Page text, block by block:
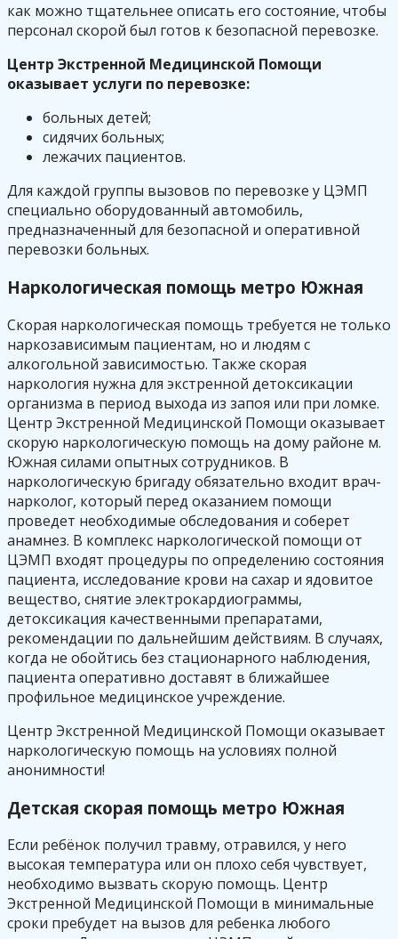
как можно тщательнее описать его состояние, чтобы
персонал скорой был готов к безопасной перевозке.
Центр Экстренной Медицинской Помощи
оказывает услуги по перевозке:
больных детей;
сидячих больных;
лежачих пациентов.
Для каждой группы вызовов по перевозке у ЦЭМП
специально оборудованный автомобиль,
предназначенный для безопасной и оперативной
перевозки больных.
Наркологическая помощь метро Южная
Скорая наркологическая помощь требуется не только
наркозависимым пациентам, но и людям с
алкогольной зависимостью. Также скорая
наркология нужна для экстренной детоксикации
организма в период выхода из запоя или при ломке.
Центр Экстренной Медицинской Помощи оказывает
скорую наркологическую помощь на дому районе м.
Южная силами опытных сотрудников. В
наркологическую бригаду обязательно входит врач-
нарколог, который перед оказанием помощи
проведет необходимые обследования и соберет
анамнез. В комплекс наркологической помощи от
ЦЭМП входят процедуры по определению состояния
пациента, исследование крови на сахар и ядовитое
вещество, снятие электрокардиограммы,
детоксикация качественными препаратами,
рекомендации по дальнейшим действиям. В случаях,
когда не обойтись без стационарного наблюдения,
пациента оперативно доставят в ближайшее
профильное медицинское учреждение.
Центр Экстренной Медицинской Помощи оказывает
наркологическую помощь на условиях полной
анонимности!
Детская скорая помощь метро Южная
Если ребёнок получил травму, отравился, у него
высокая температура или он плохо себя чувствует,
необходимо вызвать скорую помощь. Центр
Экстренной Медицинской Помощи в минимальные
сроки пребудет на вызов для ребенка любого